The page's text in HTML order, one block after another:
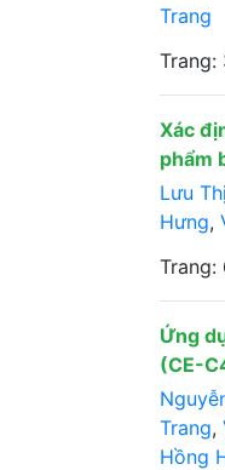
Trang
Trang:
Xác
phẩm
Lưu
Hưng,
Ứng
(CE-
Trang,
Hồng